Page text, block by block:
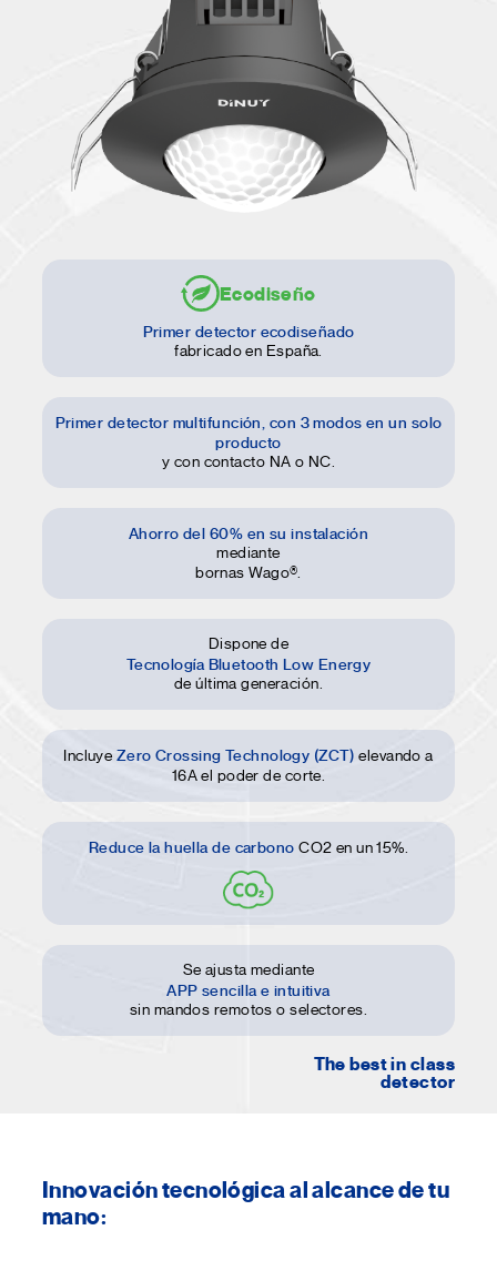
Ecodiseño
Primer detector ecodiseñado
fabricado en España.
Primer detector multifunción, con 3 modos en un solo
producto
y con contacto NA o NC.
Ahorro del 60% en su instalación
mediante
bornas Wago®.
Dispone de
Tecnología Bluetooth Low Energy
de última generación.
IncluyeZero Crossing Technology (ZCT) elevando a
16A el poder de corte.
Reduce la huella de carbono CO2 en un 15%.
Se ajusta mediante
APP sencilla e intuitiva
sin mandos remotos o selectores.
The best in class
detector
Innovación tecnológica al alcance de tu
mano: